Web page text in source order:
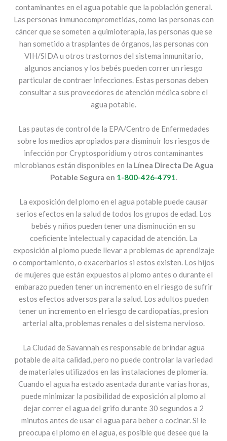
contaminantes en el agua potable que la población general.
Las personas inmunocomprometidas, como las personas con
cáncer que se someten a quimioterapia, las personas que se
han sometido a trasplantes de órganos, las personas con
VIH/SIDA u otros trastornos del sistema inmunitario,
algunos ancianos y los bebés pueden correr un riesgo
particular de contraer infecciones. Estas personas deben
consultar a sus proveedores de atención médica sobre el
agua potable.
Las pautas de control de la EPA/Centro de Enfermedades
sobre los medios apropiados para disminuir los riesgos de
infección por Cryptosporidium y otros contaminantes
microbianos están disponibles en la Línea Directa De Agua
Potable Segura en 1-800-426-4791.
La exposición del plomo en el agua potable puede causar
serios efectos en la salud de todos los grupos de edad. Los
bebés y niños pueden tener una disminución en su
coeficiente intelectual y capacidad de atención. La
exposición al plomo puede llevar a problemas de aprendizaje
o comportamiento, o exacerbarlos si estos existen. Los hijos
de mujeres que están expuestos al plomo antes o durante el
embarazo pueden tener un incremento en el riesgo de sufrir
estos efectos adversos para la salud. Los adultos pueden
tener un incremento en el riesgo de cardiopatías, presion
arterial alta, problemas renales o del sistema nervioso.
La Ciudad de Savannah es responsable de brindar agua
potable de alta calidad, pero no puede controlar la variedad
de materiales utilizados en las instalaciones de plomería.
Cuando el agua ha estado asentada durante varias horas,
puede minimizar la posibilidad de exposición al plomo al
dejar correr el agua del grifo durante 30 segundos a 2
minutos antes de usar el agua para beber o cocinar. Si le
preocupa el plomo en el agua, es posible que desee que la